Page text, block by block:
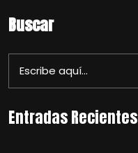
Buscar
Entradas Recientes